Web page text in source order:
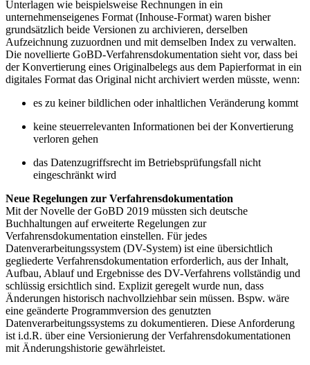
Unterlagen wie beispielsweise Rechnungen in ein
unternehmenseigenes Format (Inhouse-Format) waren bisher
grundsätzlich beide Versionen zu archivieren, derselben
Aufzeichnung zuzuordnen und mit demselben Index zu verwalten.
Die novellierte GoBD-Verfahrensdokumentation sieht vor, dass bei
der Konvertierung eines Originalbelegs aus dem Papierformat in ein
digitales Format das Original nicht archiviert werden müsste, wenn:
es zu keiner bildlichen oder inhaltlichen Veränderung kommt
keine steuerrelevanten Informationen bei der Konvertierung
verloren gehen
das Datenzugriffsrecht im Betriebsprüfungsfall nicht
eingeschränkt wird
Neue Regelungen zur Verfahrensdokumentation
Mit der Novelle der GoBD 2019 müssten sich deutsche
Buchhaltungen auf erweiterte Regelungen zur
Verfahrensdokumentation einstellen. Für jedes
Datenverarbeitungssystem (DV-System) ist eine übersichtlich
gegliederte Verfahrensdokumentation erforderlich, aus der Inhalt,
Aufbau, Ablauf und Ergebnisse des DV-Verfahrens vollständig und
schlüssig ersichtlich sind. Explizit geregelt wurde nun, dass
Änderungen historisch nachvollziehbar sein müssen. Bspw. wäre
eine geänderte Programmversion des genutzten
Datenverarbeitungssystems zu dokumentieren. Diese Anforderung
ist i.d.R. über eine Versionierung der Verfahrensdokumentationen
mit Änderungshistorie gewährleistet.